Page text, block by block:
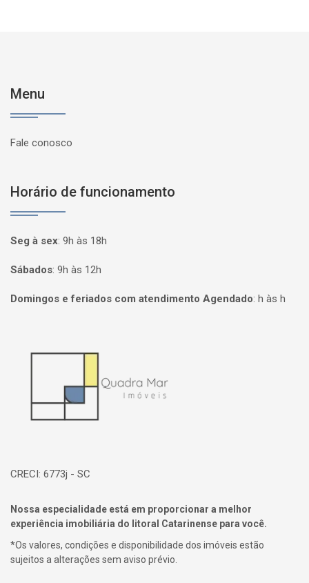
Menu
Fale conosco
Horário de funcionamento
Seg à sex: 9h às 18h
Sábados: 9h às 12h
Domingos e feriados com atendimento Agendado: h às h
CRECI: 6773j - SC
Nossa especialidade está em proporcionar a melhor
experiência imobiliária do litoral Catarinense para você.
*Os valores, condições e disponibilidade dos imóveis estão
sujeitos a alterações sem aviso prévio.